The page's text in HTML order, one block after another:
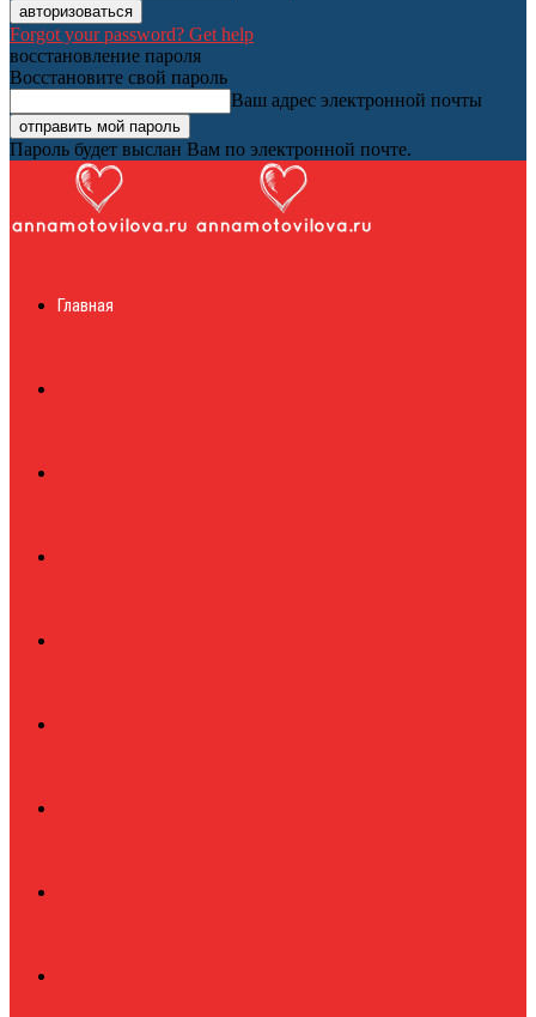
Forgot your password? Get help
восстановление пароля
Восстановите свой пароль
Ваш адрес электронной почты
Пароль будет выслан Вам по электронной почте.
журналГлавная